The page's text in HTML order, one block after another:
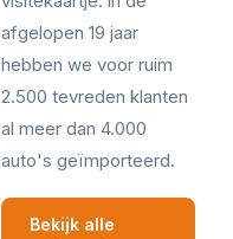
afgelopen 19 jaar
hebben we voor ruim
2.500 tevreden klanten
al meer dan 4.000
auto's geïmporteerd.
Bekijk alle